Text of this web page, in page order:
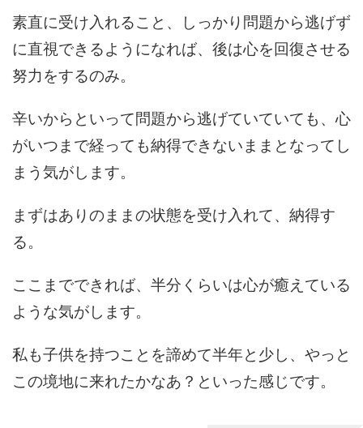
素直に受け入れること、しっかり問題から逃げず
に直視できるようになれば、後は心を回復させる
努力をするのみ。
辛いからといって問題から逃げていていても、心
がいつまで経っても納得できないままとなってし
まう気がします。
まずはありのままの状態を受け入れて、納得す
る。
ここまでできれば、半分くらいは心が癒えている
ような気がします。
私も子供を持つことを諦めて半年と少し、やっと
この境地に来れたかなあ？といった感じです。